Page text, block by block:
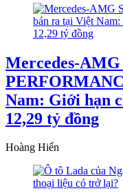
Mercedes-AMG
Nam: Giới hạn
12,29 tỷ đồng
Hoàng Hiển